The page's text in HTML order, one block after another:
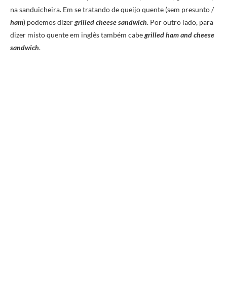
na sanduicheira. Em se tratando de queijo quente (sem presunto /
ham) podemos dizergrilled cheese sandwich. Por outro lado, para
dizer misto quente em inglês também cabegrilled ham and cheese
sandwich.